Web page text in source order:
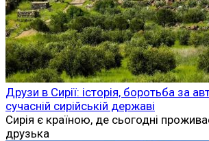
Друзи в Сирії: історія, боротьба за
сучасній сирійській державі
Сирія є країною, де сьогодні
друзька